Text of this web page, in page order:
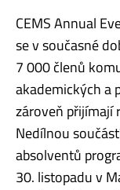
CEMS Annual
se v současné
7 000 členů
akademických a
zároveň přijímají
Nedílnou
absolventů
30. listopadu v